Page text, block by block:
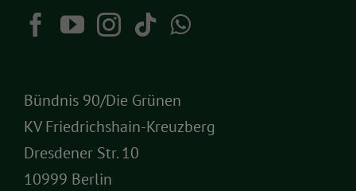
Bündnis 90/Die Grünen
KV Friedrichshain-Kreuzberg
Dresdener Str. 10
10999 Berlin